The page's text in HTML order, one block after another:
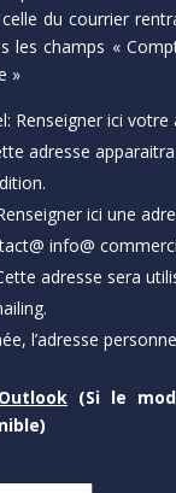
du courrier
les champs «
»
Renseigner ici votre
adresse
ici une
info@
adresse sera
l’adresse
(Si le